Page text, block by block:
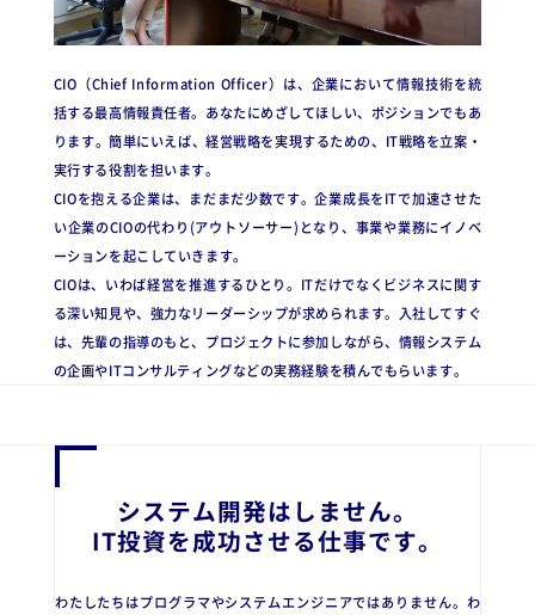
CIO（Chief Information Officer）は、企業において情報技術を統
括する最高情報責任者。あなたにめざしてほしい、ポジションでもあ
ります。簡単にいえば、経営戦略を実現するための、IT戦略を立案・
実行する役割を担います。
CIOを抱える企業は、まだまだ少数です。企業成長をITで加速させた
い企業のCIOの代わり(アウトソーサー)となり、事業や業務にイノベ
ーションを起こしていきます。
CIOは、いわば経営を推進するひとり。ITだけでなくビジネスに関す
る深い知見や、強力なリーダーシップが求められます。入社してすぐ
は、先輩の指導のもと、プロジェクトに参加しながら、情報システム
の企画やITコンサルティングなどの実務経験を積んでもらいます。
システム開発はしません。
IT投資を成功させる仕事です。
わたしたちはプログラマやシステムエンジニアではありません。わ